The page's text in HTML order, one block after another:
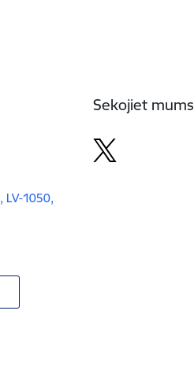
LV-1050,
Sekojiet mums